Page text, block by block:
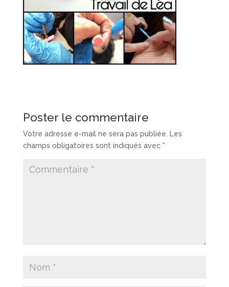
Poster le commentaire
Votre adresse e-mail ne sera pas publiée.
Les
champs obligatoires sont indiqués avec *